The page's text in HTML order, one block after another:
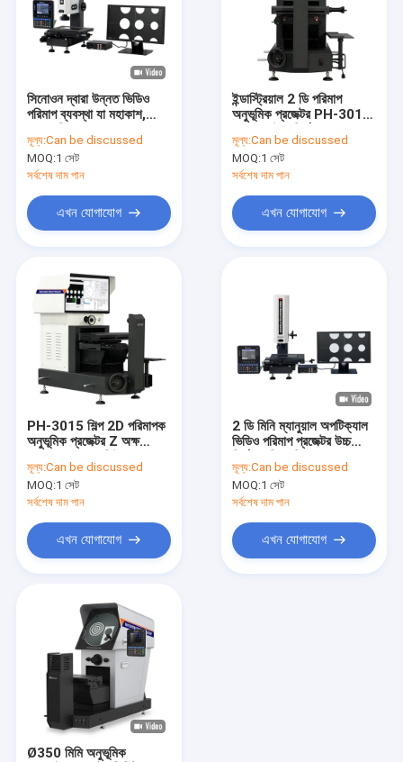
পণ্য
ভিডিও
আমাদের সম্বন্ধে
গুণমান নিয়ন্ত্রণ
খবর
একটি উদ্ধৃতি অনুরোধ করুন
China
ভিডিও পরিমাপ সিস্টেম
সিনোওন দ্বারা উন্নত ভিডিও
পরিমাপ ব্যবস্থা যা মহাকাশ,
ব্যবহৃত হয় VMD-2010
মূল্য:Can be discussed
MOQ:1 সেট
সর্বশেষ দাম পান
এখন যোগাযোগ
ইন্ডাস্ট্রিয়াল 2 ডি পরিমাপ
অনুভূমিক প্রজেক্টর PH-3015
অপটিক্যাল তুলনা
মূল্য:Can be discussed
MOQ:1 সেট
সর্বশেষ দাম পান
এখন যোগাযোগ
PH-3015 শিল্প 2D পরিমাপক
অনুভূমিক প্রজেক্টর Z অক্ষ
0.0005mm গিয়ার / থ্রেড
পরিদর্শনের জন্য
মূল্য:Can be discussed
MOQ:1 সেট
সর্বশেষ দাম পান
এখন যোগাযোগ
2 ডি মিনি ম্যানুয়াল অপটিক্যাল
ভিডিও পরিমাপ প্রজেক্টর উচ্চ
মূল্য:Can be discussed
MOQ:1 সেট
সর্বশেষ দাম পান
এখন যোগাযোগ
Ø350 মিমি অনুভূমিক